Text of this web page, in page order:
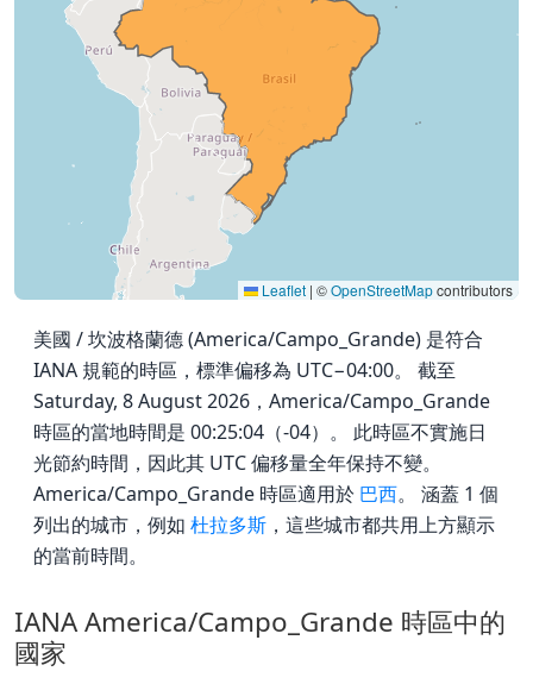
Leaflet | ©OpenStreetMapcontributors
美國 / 坎波格蘭德 (America/Campo_Grande) 是符合
IANA 規範的時區，標準偏移為 UTC−04:00。 截至
Saturday, 8 August 2026，America/Campo_Grande
時區的當地時間是 00:25:04（-04）。 此時區不實施日
光節約時間，因此其 UTC 偏移量全年保持不變。
America/Campo_Grande 時區適用於 巴西。 涵蓋 1 個
列出的城市，例如 杜拉多斯 ，這些城市都共用上方顯示
的當前時間。
IANA America/Campo_Grande 時區中的
國家